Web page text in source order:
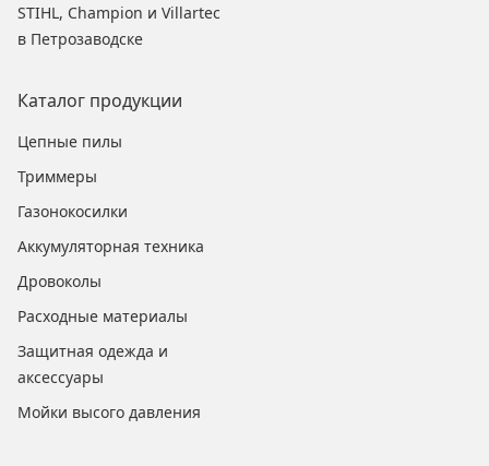
STIHL, Champion и Villartec
в Петрозаводске
Каталог продукции
Цепные пилы
Триммеры
Газонокосилки
Аккумуляторная техника
Дровоколы
Расходные материалы
Защитная одежда и
аксессуары
Мойки высого давления